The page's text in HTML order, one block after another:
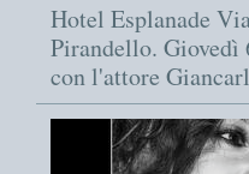
Hotel Esplanade
Pirandello. Giovedì
con l'attore